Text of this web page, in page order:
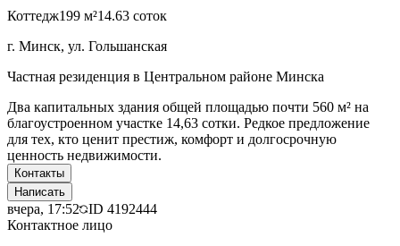
Коттедж199 м²14.63 соток
г. Минск, ул. Гольшанская
Частная резиденция в Центральном районе Минска
Два капитальных здания общей площадью почти 560 м² на
благоустроенном участке 14,63 сотки. Редкое предложение
для тех, кто ценит престиж, комфорт и долгосрочную
ценность недвижимости.
Контакты
Написать
вчера, 17:52 ID 4192444
Контактное лицо